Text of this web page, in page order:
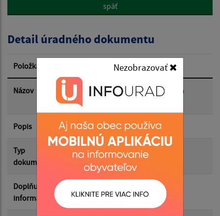
Nezobrazovať
Popis:
Dátum zverejnenia od:
Dátum zverejnenia do:
Filtrovať Reset
späť
Detail úradného dokumentu
Položka
Názov
Uznesenia zo zasadnutia OcZ zo dňa
12.11.2025
Popis
Typ
dokumentu
Zasadnutia OZ
Doplňujúce
informácie